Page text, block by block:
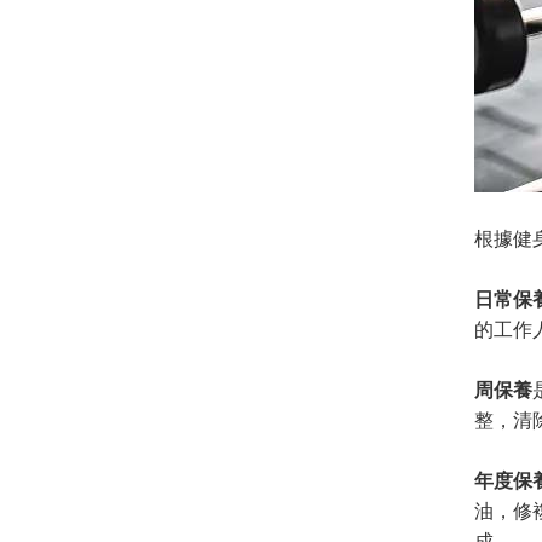
根據健
日常保
的工作
周保養
整，清
年度保
油，修